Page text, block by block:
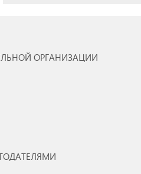
ОРГАНИЗАЦИИ